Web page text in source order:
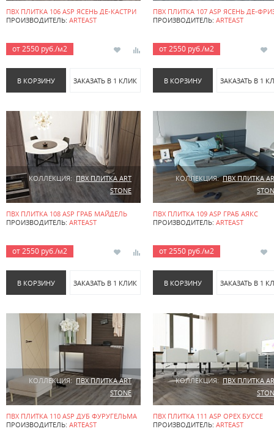
ПВХ ПЛИТКА 106 ASP ЯСЕНЬ ДЕ-КАСТРИ
ПРОИЗВОДИТЕЛЬ: ARTEAST
от 2550 руб./м2
В КОРЗИНУ ЗАКАЗАТЬ В 1 КЛИК
ПВХ ПЛИТКА 107 ASP ЯСЕНЬ ДЕ-
ПРОИЗВОДИТЕЛЬ: ARTEAST
от 2550 руб./м2
В КОРЗИНУ ЗАКАЗАТЬ В 1
КОЛЛЕКЦИЯ: ПВХ ПЛИТКА ART
STONE
ПВХ ПЛИТКА 108 ASP ГРАБ МАЙДЕЛЬ
ПРОИЗВОДИТЕЛЬ: ARTEAST
от 2550 руб./м2
В КОРЗИНУ ЗАКАЗАТЬ В 1 КЛИК
КОЛЛЕКЦИЯ: ПВХ ПЛИТКА
ПВХ ПЛИТКА 109 ASP ГРАБ АЯКС
ПРОИЗВОДИТЕЛЬ: ARTEAST
от 2550 руб./м2
В КОРЗИНУ ЗАКАЗАТЬ В 1
КОЛЛЕКЦИЯ: ПВХ ПЛИТКА ART
STONE
ПВХ ПЛИТКА 110 ASP ДУБ ФУРУГЕЛЬМА
ПРОИЗВОДИТЕЛЬ: ARTEAST
КОЛЛЕКЦИЯ: ПВХ ПЛИТКА
ПВХ ПЛИТКА 111 ASP ОРЕХ БУССЕ
ПРОИЗВОДИТЕЛЬ: ARTEAST